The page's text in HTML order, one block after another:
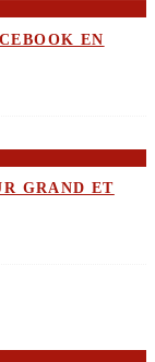
EN
GRAND ET